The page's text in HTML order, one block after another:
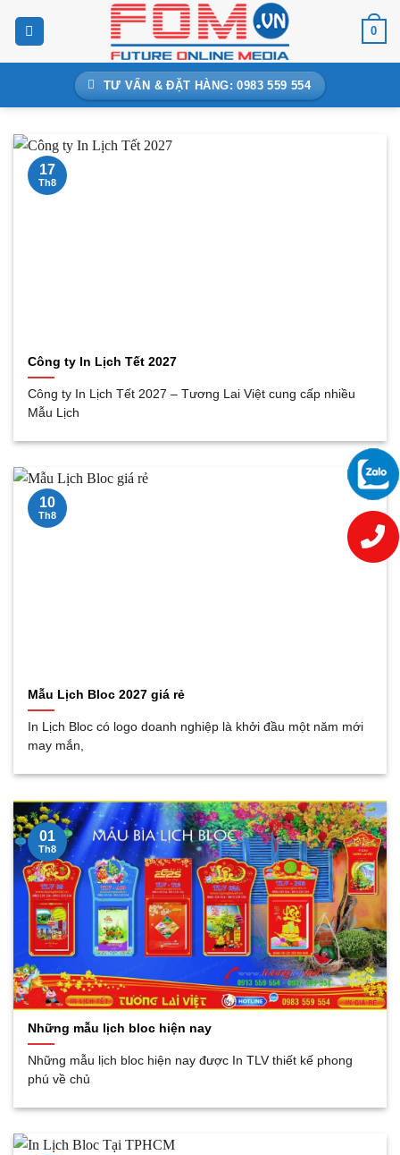
0
TƯ VẤN & ĐẶT HÀNG: 0983 559 554
Công ty In Lịch Tết 2027
Công ty In Lịch Tết 2027 – Tương Lai Việt cung cấp nhiều
Mẫu Lịch
17
Th8
Mẫu Lịch Bloc 2027 giá rẻ
In Lịch Bloc có logo doanh nghiệp là khởi đầu một năm mới
may mắn,
10
Th8
Những mẫu lịch bloc hiện nay
Những mẫu lịch bloc hiện nay được In TLV thiết kế phong
phú về chủ
01
Th8